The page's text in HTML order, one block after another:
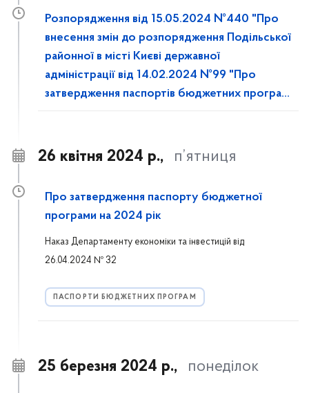
Розпорядження від 15.05.2024 №440 "Про
внесення змін до розпорядження Подільської
районної в місті Києві державної
адміністрації від 14.02.2024 №99 "Про
затвердження паспортів бюджетних програм
26 квітня 2024 р., п’ятниця
Про затвердження паспорту бюджетної
програми на 2024 рік
Наказ Департаменту економіки та інвестицій від
26.04.2024 № 32
ПАСПОРТИ БЮДЖЕТНИХ ПРОГРАМ
25 березня 2024 р., понеділок